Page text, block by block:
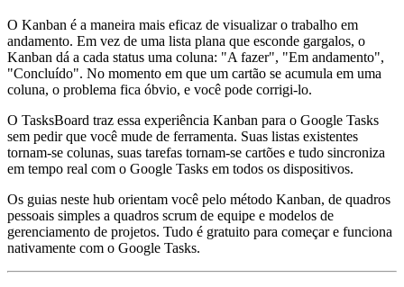
O Kanban é a maneira mais eficaz de visualizar o trabalho em
andamento. Em vez de uma lista plana que esconde gargalos, o
Kanban dá a cada status uma coluna: "A fazer", "Em andamento",
"Concluído". No momento em que um cartão se acumula em uma
coluna, o problema fica óbvio, e você pode corrigi-lo.
O TasksBoard traz essa experiência Kanban para o Google Tasks
sem pedir que você mude de ferramenta. Suas listas existentes
tornam-se colunas, suas tarefas tornam-se cartões e tudo sincroniza
em tempo real com o Google Tasks em todos os dispositivos.
Os guias neste hub orientam você pelo método Kanban, de quadros
pessoais simples a quadros scrum de equipe e modelos de
gerenciamento de projetos. Tudo é gratuito para começar e funciona
nativamente com o Google Tasks.